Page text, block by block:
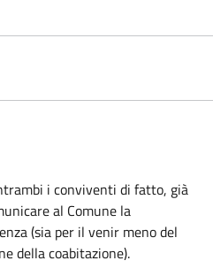
i conviventi di fatto, già
al Comune la
(sia per il venir meno del
della coabitazione).